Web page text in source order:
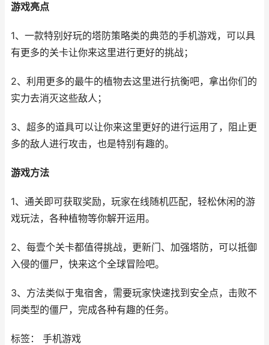
游戏亮点
1、一款特别好玩的塔防策略类的典范的手机游戏，可以具
有更多的关卡让你来这里进行更好的挑战；
2、利用更多的最牛的植物去这里进行抗衡吧，拿出你们的
实力去消灭这些敌人；
3、超多的道具可以让你来这里更好的进行运用了，阻止更
多的敌人进行攻击，也是特别有趣的。
游戏方法
1、通关即可获取奖励，玩家在线随机匹配，轻松休闲的游
戏玩法，各种植物等你解开运用。
2、每壹个关卡都值得挑战，更新门、加强塔防，可以抵御
入侵的僵尸，快来这个全球冒险吧。
3、方法类似于鬼宿舍，需要玩家快速找到安全点，击败不
同类型的僵尸，完成各种有趣的任务。
标签： 手机游戏